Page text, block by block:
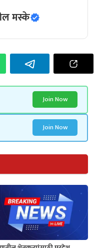
मस्के
Join Now
Join Now